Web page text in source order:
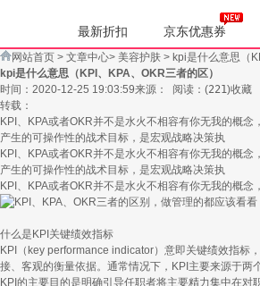
最新折扣 京东优惠券
网站首页 > 文章中心> 美容护肤 > kpi是什么意思（
kpi是什么意思（KPI、KPA、OKR三者的区）
时间：2020-12-25 19:03:59来源： 阅读： (221)收藏
转载：
KPI、KPA或者OKR并不是水火不相容有你无我的概
产生的可操作性的战术目标，是宏观战略决策执
KPI、KPA或者OKR并不是水火不相容有你无我的概
产生的可操作性的战术目标，是宏观战略决策执
KPI、KPA或者OKR并不是水火不相容有你无我的概
什么是KPI关键绩效指标
KPI（key performance indicator）意即关键绩效指标
接、客观的衡量依据。通常情况下，KPI主要来源于两
KPI的主要目的是明确引导任职者将主要精力集中在